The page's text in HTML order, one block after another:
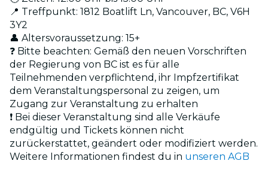
📍 Treffpunkt: 1812 Boatlift Ln, Vancouver, BC, V6H
3Y2
👤 Altersvoraussetzung: 15+
❓ Bitte beachten: Gemäß den neuen Vorschriften
der Regierung von BC ist es für alle
Teilnehmenden verpflichtend, ihr Impfzertifikat
dem Veranstaltungspersonal zu zeigen, um
Zugang zur Veranstaltung zu erhalten
❗ Bei dieser Veranstaltung sind alle Verkäufe
endgültig und Tickets können nicht
zurückerstattet, geändert oder modifiziert werden.
Weitere Informationen findest du in unseren AGB